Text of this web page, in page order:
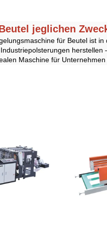
jeglichen
für Beutel ist
Maschine für